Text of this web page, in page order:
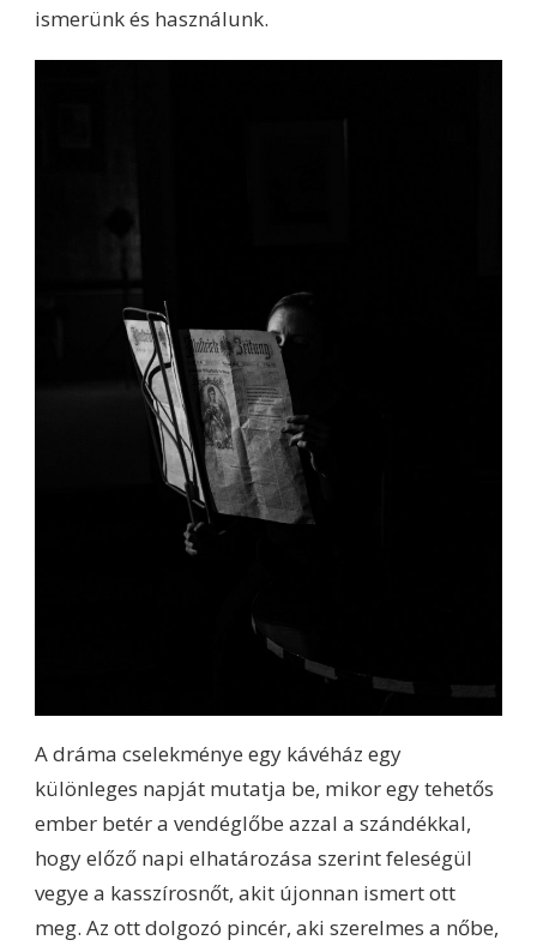
ismerünk és használunk.
A dráma cselekménye egy kávéház egy
különleges napját mutatja be, mikor egy tehetős
ember betér a vendéglőbe azzal a szándékkal,
hogy előző napi elhatározása szerint feleségül
vegye a kasszírosnőt, akit újonnan ismert ott
meg. Az ott dolgozó pincér, aki szerelmes a nőbe,